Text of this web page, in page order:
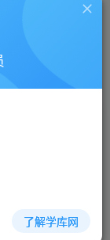
名师讲座
营销
掌握市场运营基
了解学库网